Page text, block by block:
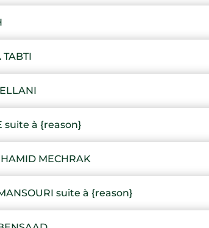
suite à {reason}
MECHRAK
suite à {reason}